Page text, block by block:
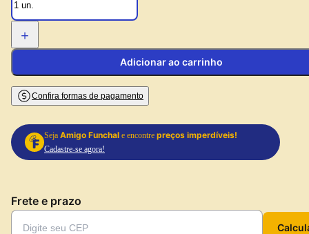
+
Adicionar ao carrinho
Confira formas de pagamento
Seja Amigo Funchal e encontre preços imperdíveis!
Cadastre-se agora!
Frete e prazo